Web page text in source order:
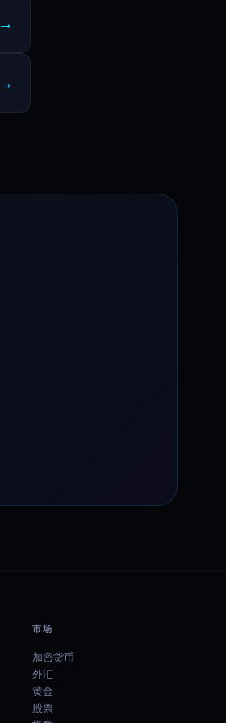
→
→
市场
加密货币
外汇
黄金
股票